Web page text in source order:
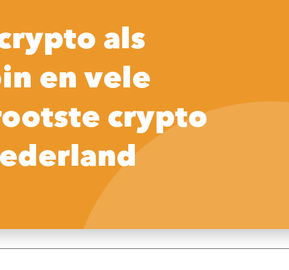
voor meer informatie over de mogelijkheden.
algemene internet vragen of het verwijderen van
“Praktische informatie per onderwerp”
pagina“Mijn Informatie Verwijderen”
als
en vele
crypto